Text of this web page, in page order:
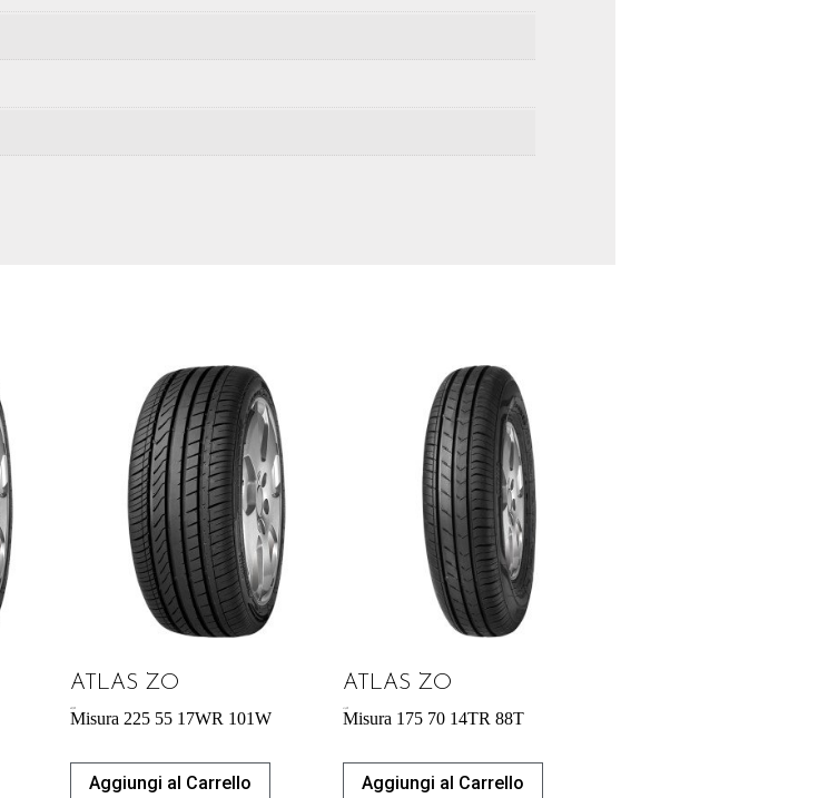
ATLAS ZO
Misura 225 55 17WR 101W
Aggiungi al Carrello
ATLAS ZO
Misura 175 70 14TR 88T
Aggiungi al Carrello